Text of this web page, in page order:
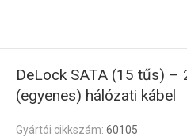
DeLock SATA (15 tűs) –
(egyenes) hálózati kábel
Gyártói cikkszám: 60105